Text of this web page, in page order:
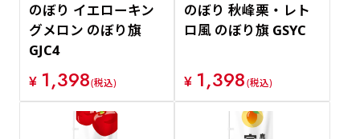
のぼり イエローキン
グメロン のぼり旗
GJC4
¥ 1,398(税込)
のぼり 秋峰栗・レト
ロ風 のぼり旗 GSYC
¥ 1,398(税込)